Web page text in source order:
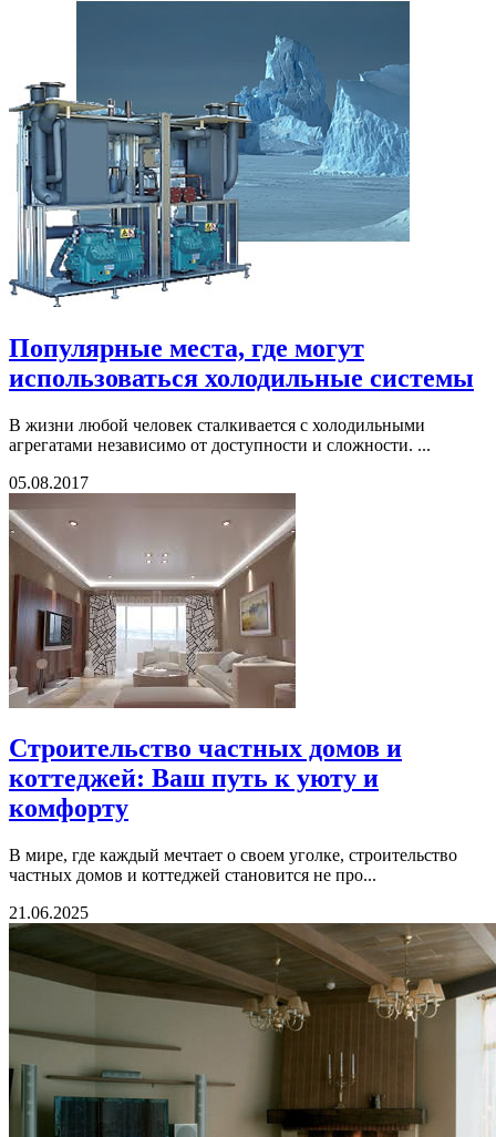
Популярные места, где могут
использоваться холодильные системы
В жизни любой человек сталкивается с холодильными
агрегатами независимо от доступности и сложности. ...
05.08.2017
Строительство частных домов и
коттеджей: Ваш путь к уюту и
комфорту
В мире, где каждый мечтает о своем уголке, строительство
частных домов и коттеджей становится не про...
21.06.2025